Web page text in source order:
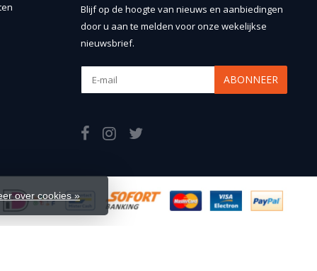
Blijf op de hoogte van nieuws en aanbiedingen
door u aan te melden voor onze wekelijkse
nieuwsbrief.
ABONNEER
over cookies »